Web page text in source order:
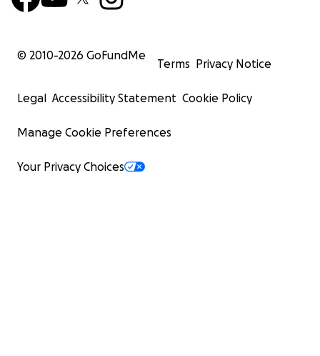
© 2010-2026 GoFundMe
Terms Privacy Notice
Legal Accessibility Statement Cookie Policy
Manage Cookie Preferences
Your Privacy Choices